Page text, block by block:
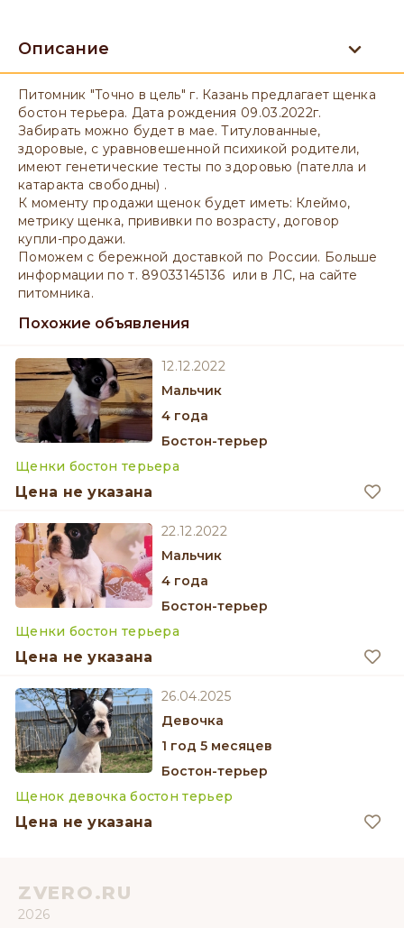
Описание
Питомник "Точно в цель" г. Казань предлагает щенка
бостон терьера. Дата рождения 09.03.2022г.
Забирать можно будет в мае. Титулованные,
здоровые, с уравновешенной психикой родители,
имеют генетические тесты по здоровью (пателла и
катаракта свободны) .
К моменту продажи щенок будет иметь: Клеймо,
метрику щенка, прививки по возрасту, договор
купли-продажи.
Поможем с бережной доставкой по России. Больше
информации по т. 89033145136 или в ЛС, на сайте
питомника.
Похожие объявления
12.12.2022
мальчик
4 года
Бостон-терьер
Щенки бостон терьера
Цена не указана
22.12.2022
мальчик
4 года
Бостон-терьер
Щенки бостон терьера
Цена не указана
26.04.2025
девочка
1 год 5 месяцев
Бостон-терьер
Щенок девочка бостон терьер
Цена не указана
ZVERO.RU
2026